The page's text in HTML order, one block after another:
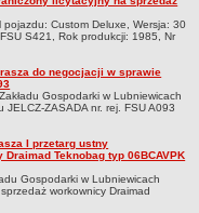
Custom Deluxe, Wersja: 30
S421, Rok produkcji: 1985, Nr
do negocjacji w sprawie
Gospodarki w Lubniewicach
ZASADA nr. rej. FSU A093
I przetarg ustny
Teknobag typ 06BCAVPK
Gospodarki w Lubniewicach
workownicy Draimad